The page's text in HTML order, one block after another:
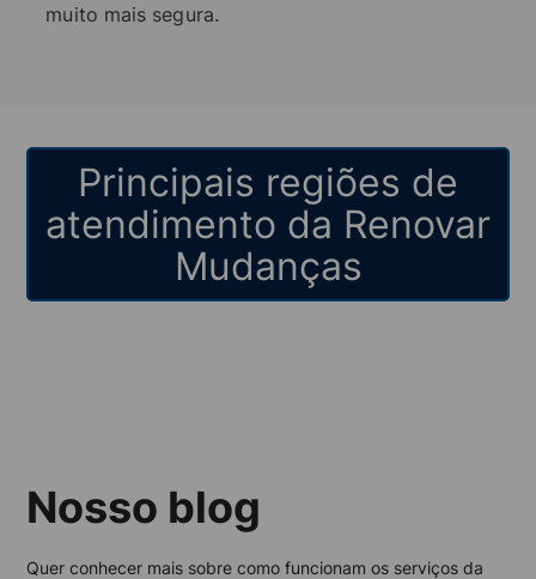
muito mais segura.
Principais regiões de
atendimento da Renovar
Mudanças
Nosso blog
Quer conhecer mais sobre como funcionam os serviços da